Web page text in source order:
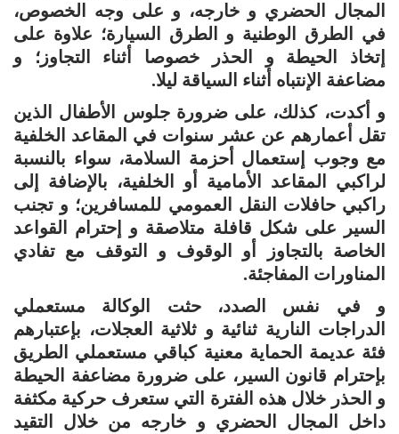
المجال الحضري و خارجه، و على وجه الخصوص،
في الطرق الوطنية و الطرق السيارة؛ علاوة على
إتخاذ الحيطة و الحذر خصوصا أثناء التجاوز؛ و
مضاعفة الإنتباه أثناء السياقة ليلا.
و أكدت، كذلك، على ضرورة جلوس الأطفال الذين
تقل أعمارهم عن عشر سنوات في المقاعد الخلفية
مع وجوب إستعمال أحزمة السلامة، سواء بالنسبة
لراكبي المقاعد الأمامية أو الخلفية، بالإضافة إلى
راكبي حافلات النقل العمومي للمسافرين؛ و تجنب
السير على شكل قافلة متلاصقة و إحترام القواعد
الخاصة بالتجاوز أو الوقوف و التوقف مع تفادي
المناورات المفاجئة.
و في نفس الصدد، حثت الوكالة مستعملي
الدراجات النارية ثنائية و ثلاثية العجلات، بإعتبارهم
فئة عديمة الحماية معنية كباقي مستعملي الطريق
بإحترام قانون السير، على ضرورة مضاعفة الحيطة
و الحذر خلال هذه الفترة التي ستعرف حركية مكثفة
داخل المجال الحضري و خارجه من خلال التقيد